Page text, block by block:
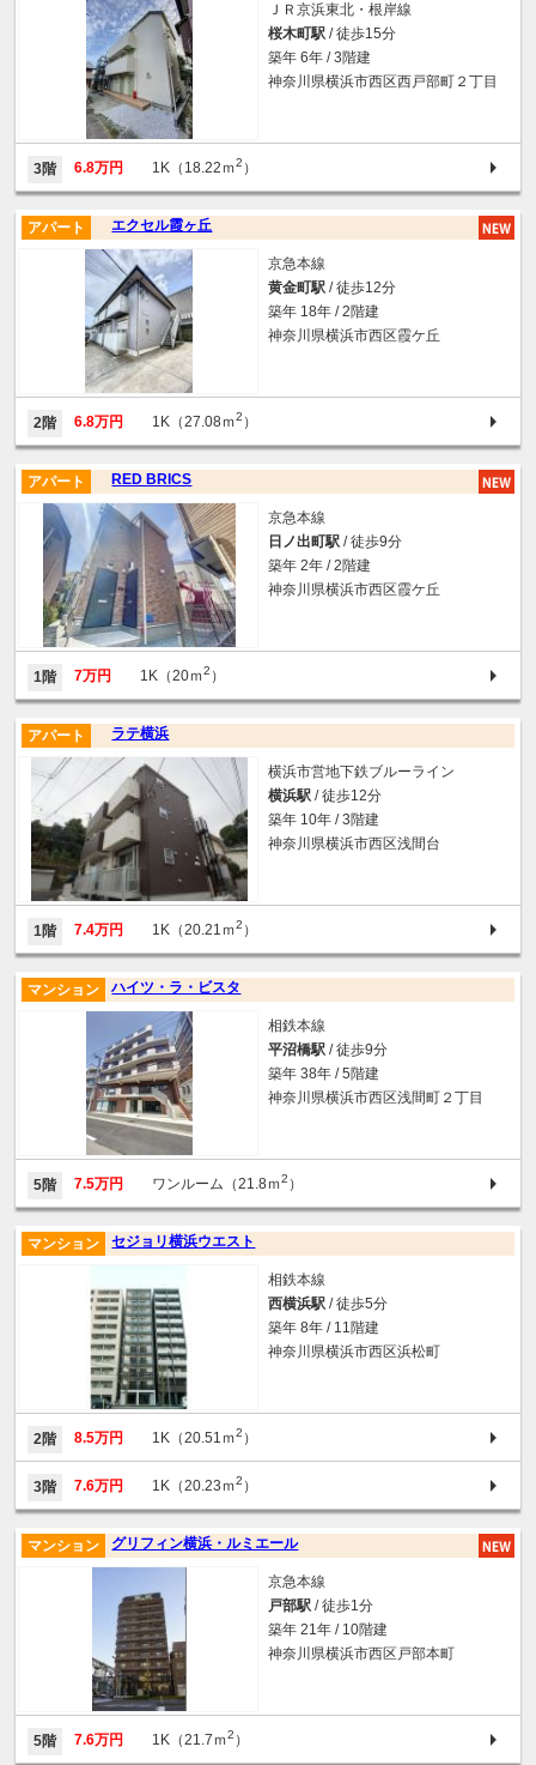
ＪＲ京浜東北・根岸線
桜木町駅 / 徒歩15分
築年 6年 / 3階建
神奈川県横浜市西区西戸部町２丁目
3階 6.8万円 1K（18.22ｍ2 ）
エクセル霞ヶ丘
アパート
京急本線
黄金町駅 / 徒歩12分
築年 18年 / 2階建
神奈川県横浜市西区霞ケ丘
2階 6.8万円 1K（27.08ｍ2 ）
RED BRICS
アパート
京急本線
日ノ出町駅 / 徒歩9分
築年 2年 / 2階建
神奈川県横浜市西区霞ケ丘
1階 7万円 1K（20ｍ2 ）
ラテ横浜
アパート
横浜市営地下鉄ブルーライン
横浜駅 / 徒歩12分
築年 10年 / 3階建
神奈川県横浜市西区浅間台
1階 7.4万円 1K（20.21ｍ2 ）
ハイツ・ラ・ビスタ
マンション
相鉄本線
平沼橋駅 / 徒歩9分
築年 38年 / 5階建
神奈川県横浜市西区浅間町２丁目
5階 7.5万円 ワンルーム（21.8ｍ2 ）
セジョリ横浜ウエスト
マンション
相鉄本線
西横浜駅 / 徒歩5分
築年 8年 / 11階建
神奈川県横浜市西区浜松町
2階 8.5万円 1K（20.51ｍ2 ）
3階 7.6万円 1K（20.23ｍ2 ）
グリフィン横浜・ルミエール
マンション
京急本線
戸部駅 / 徒歩1分
築年 21年 / 10階建
神奈川県横浜市西区戸部本町
5階 7.6万円 1K（21.7ｍ2 ）